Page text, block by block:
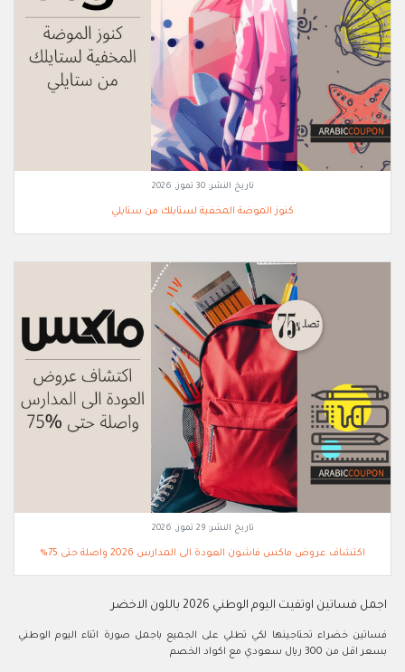
تاريخ النشر:30 تموز, 2026
كنوز الموضة المخفية لستايلك من ستايلي
تاريخ النشر:29 تموز, 2026
اكتشاف عروض ماكس فاشون العودة الى المدارس 2026 واصلة حتى 75%
اجمل فساتين اوتفيت اليوم الوطني 2026 باللون الاخضر
فساتين خضراء تحتاجينها لكي تطلي على الجميع باجمل صورة اثناء اليوم الوطني
بسعر اقل من 300 ريال سعودي مع اكواد الخصم